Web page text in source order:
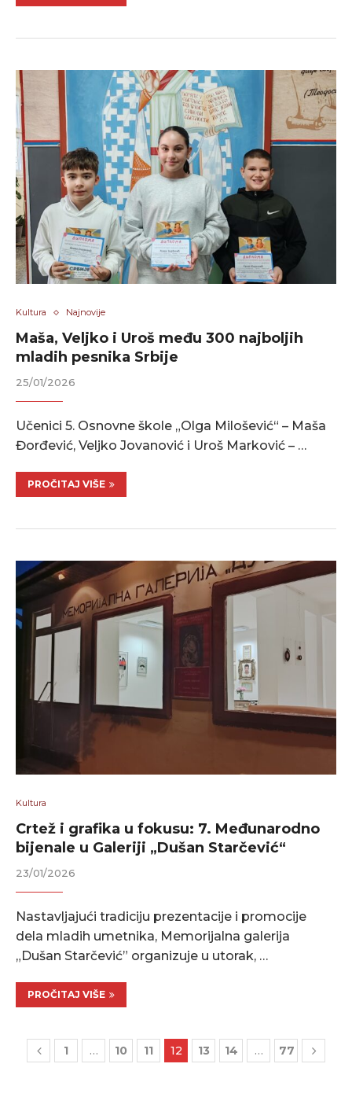
Kultura Najnovije
Maša, Veljko i Uroš među 300 najboljih
mladih pesnika Srbije
25/01/2026
Učenici 5. Osnovne škole „Olga Milošević“ – Maša
Đorđević, Veljko Jovanović i Uroš Marković – …
PROČITAJ VIŠE
Kultura
Crtež i grafika u fokusu: 7. Međunarodno
bijenale u Galeriji „Dušan Starčević“
23/01/2026
Nastavljajući tradiciju prezentacije i promocije
dela mladih umetnika, Memorijalna galerija
„Dušan Starčević” organizuje u utorak, …
PROČITAJ VIŠE
1 … 10 11 12 13 14 … 77